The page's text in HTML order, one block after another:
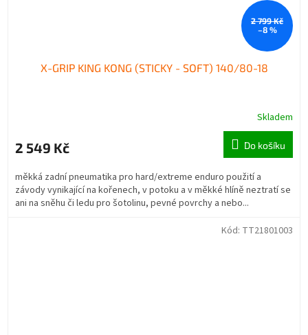
2 799 Kč
–8 %
X-GRIP KING KONG (STICKY - SOFT) 140/80-18
Skladem
2 549 Kč Do košíku
měkká zadní pneumatika pro hard/extreme enduro použití a
závody vynikající na kořenech, v potoku a v měkké hlíně neztratí se
ani na sněhu či ledu pro šotolinu, pevné povrchy a nebo...
Kód: TT21801003